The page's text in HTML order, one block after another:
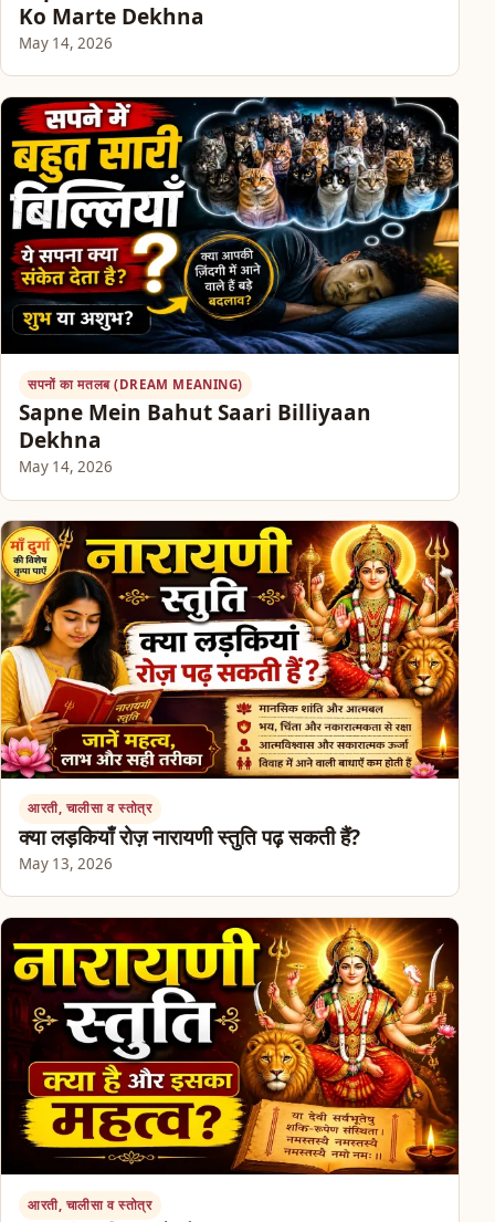
Ko Marte Dekhna
May 14, 2026
सपनों का मतलब (DREAM MEANING)
Sapne Mein Bahut Saari Billiyaan
Dekhna
May 14, 2026
आरती, चालीसा व स्तोत्र
क्या लड़कियाँ रोज़ नारायणी स्तुति पढ़ सकती हैं?
May 13, 2026
आरती, चालीसा व स्तोत्र